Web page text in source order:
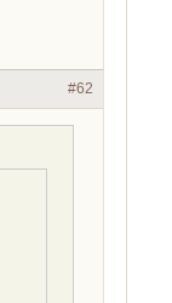
#62